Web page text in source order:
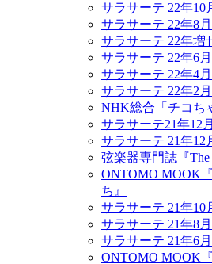
サラサーテ 22年10
サラサーテ 22年8
サラサーテ 22年増
サラサーテ 22年6
サラサーテ 22年4
サラサーテ 22年2
NHK総合「チコち
サラサーテ21年12
サラサーテ 21年12
弦楽器専門誌『The
ONTOMO MOOK
ち』
サラサーテ 21年10
サラサーテ 21年8
サラサーテ 21年6
ONTOMO MOOK